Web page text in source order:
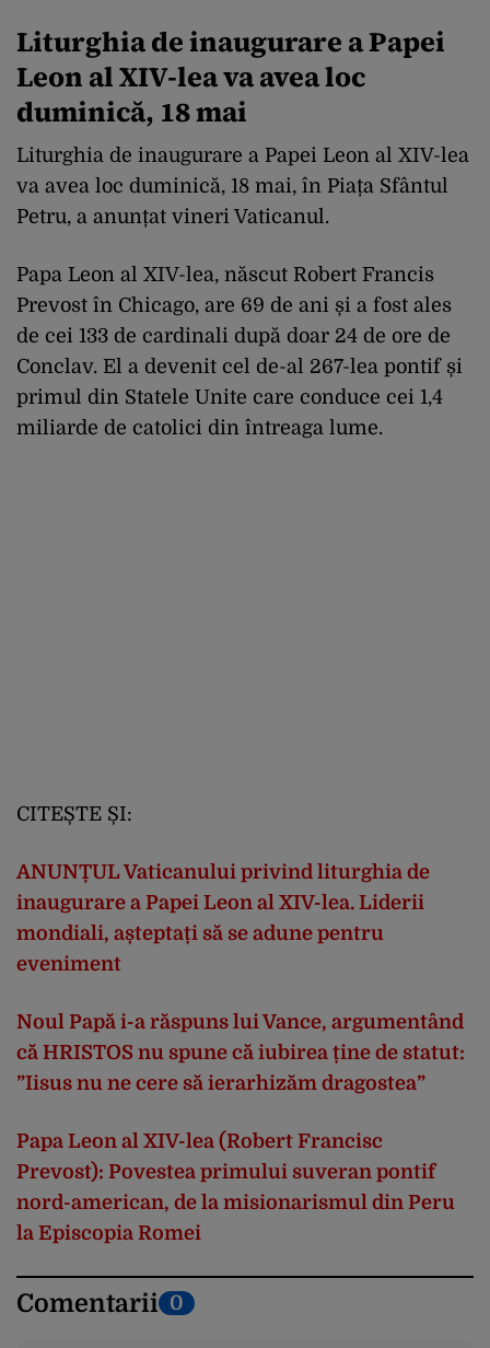
Liturghia de inaugurare a Papei
Leon al XIV-lea va avea loc
duminică, 18 mai
Liturghia de inaugurare a Papei Leon al XIV-lea
va avea loc duminică, 18 mai, în Piața Sfântul
Petru, a anunțat vineri Vaticanul.
Papa Leon al XIV-lea, născut Robert Francis
Prevost în Chicago, are 69 de ani și a fost ales
de cei 133 de cardinali după doar 24 de ore de
Conclav. El a devenit cel de-al 267-lea pontif și
primul din Statele Unite care conduce cei 1,4
miliarde de catolici din întreaga lume.
CITEȘTE ȘI:
ANUNȚUL Vaticanului privind liturghia de
inaugurare a Papei Leon al XIV-lea. Liderii
mondiali, așteptați să se adune pentru
eveniment
Noul Papă i-a răspuns lui Vance, argumentând
că HRISTOS nu spune că iubirea ține de statut:
”Iisus nu ne cere să ierarhizăm dragostea”
Papa Leon al XIV-lea (Robert Francisc
Prevost): Povestea primului suveran pontif
nord-american, de la misionarismul din Peru
la Episcopia Romei
Comentarii 0